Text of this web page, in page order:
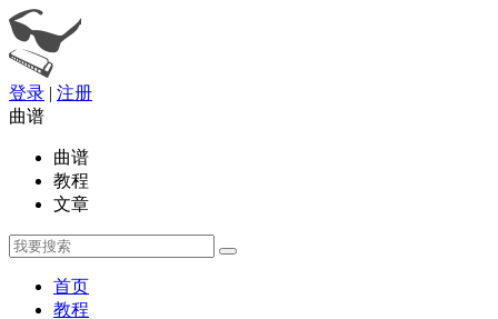
登录 | 注册
曲谱
曲谱
教程
文章
首页
教程